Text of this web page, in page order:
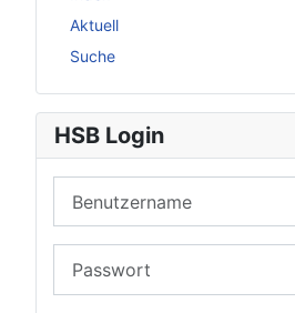
Aktuell
Suche
HSB Login